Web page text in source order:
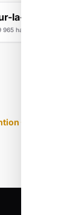
la-Sorgue
965 hab